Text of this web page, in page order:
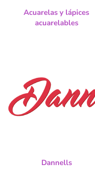
Acuarelas y lápices
acuarelables
Dannells